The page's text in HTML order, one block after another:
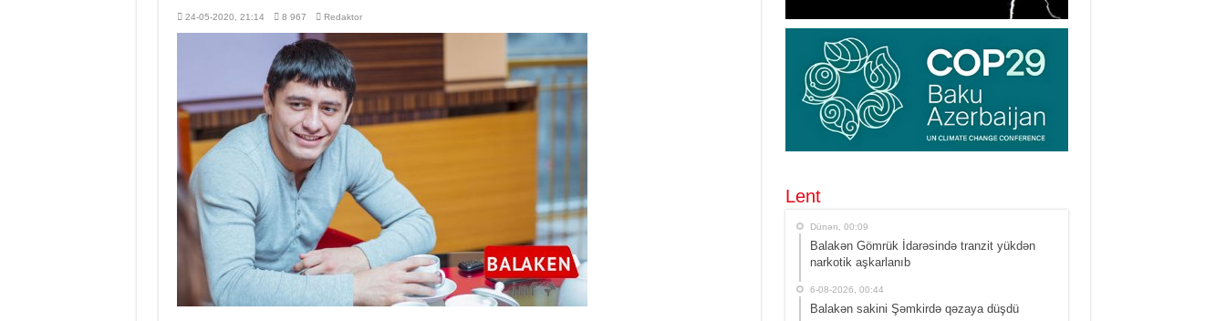
24-05-2020, 21:14 8 967 Redaktor
Lent
Dünən, 00:09
Balakən Gömrük İdarəsində tranzit yükdən
narkotik aşkarlanıb
6-08-2026, 00:44
Balakən sakini Şəmkirdə qəzaya düşdü